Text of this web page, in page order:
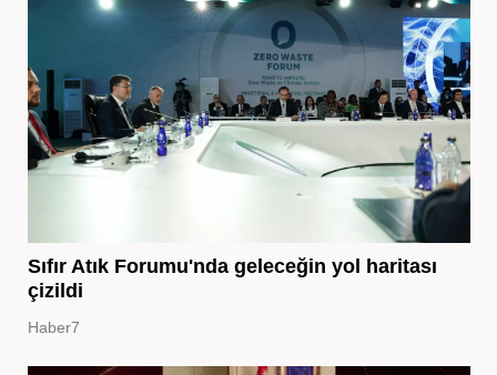
Sıfır Atık Forumu'nda geleceğin yol haritası
çizildi
Haber7